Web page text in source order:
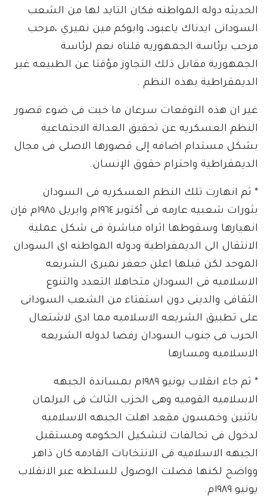
الحديثه دوله المواطنه فكان التايد لها من الشعب
السودانى ايدناك ياعبود، وابوكم مين نميري ،مرحب
مرحب برئاسة الجمهوريه قلناه نعم لرئاسة
الجمهورية مقابل ذلك التجاوز مؤقتا عن الطبيعه غير
الديمقراطية بهذه النظم .
غير ان هذه التوقعات سرعان ما خبت فى ضوء قصور
النظم العسكريه عن تحقيق العدالة الاجتماعية
بشكل مستدام اضافه إلى قصورها الاصلى فى مجال
الديمقراطية واحترام حقوق الإنسان.
* ثم انهارت تلك النظم العسكريه فى السودان
بثورات شعبيه عارمه فى أكتوبر ١٩٦٤م وابريل ١٩٨٥م فإن
انهيارها وسقوطها اثراه مباشرة فى شكل عملية
الانتقال الى الديمقراطية ودوله المواطنه اى السودان
الموحد لكن قبلها اعلن جعفر نميرى الشريعه
الاسلاميه فى السودان متجاهلا التعدد والتنوع
الثقافى والدينى دون استفتاء من الشعب السودانى
على تطبيق الشريعه الاسلاميه مما ادى لاشتعال
الحرب فى جنوب السودان رفضا لدوله الشريعه
الاسلاميه ومسارها
* ثم جاء انقلاب يونيو ١٩٨٩م بمساندة الجبهه
الاسلاميه القوميه وهى الحزب الثالث فى البرلمان
باثنين وخمسون مقعد اهلت الجبهه الاسلاميه
لدخول فى تحالفات لتشكيل الحكومه ومستقبل
الجبهه الاسلاميه فى الانتخابات القادمه كان ذاهر
وواضح لكنها فضلت الوصول للسلطه عبر الانقلاب
يونيو ١٩٨٩م.